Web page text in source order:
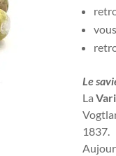
Le
La
1837.